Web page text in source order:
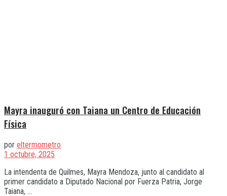
Mayra inauguró con Taiana un Centro de Educación
Física
por eltermometro
1 octubre, 2025
La intendenta de Quilmes, Mayra Mendoza, junto al candidato al
primer candidato a Diputado Nacional por Fuerza Patria, Jorge
Taiana, ...